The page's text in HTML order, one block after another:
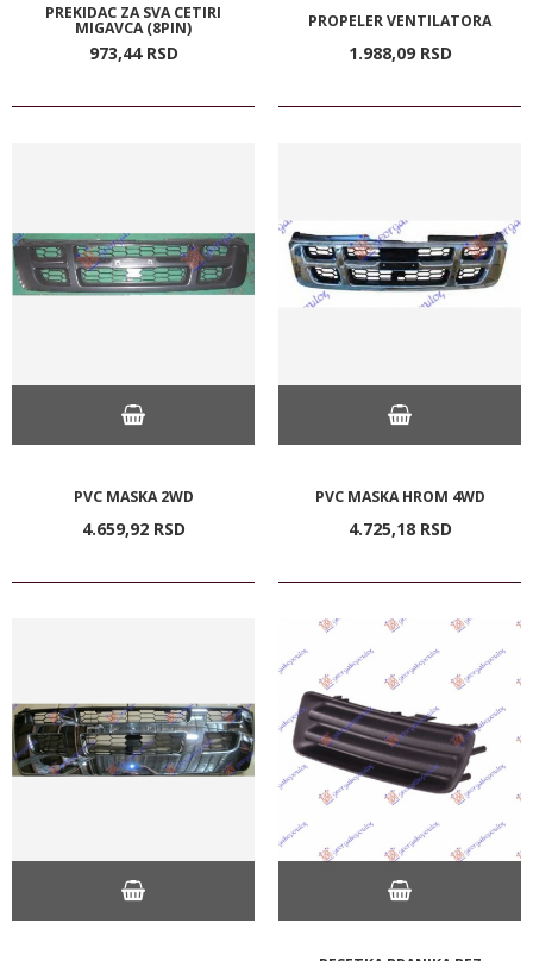
PREKIDAC ZA SVA CETIRI
MIGAVCA (8PIN)
973,44 RSD
PROPELER VENTILATORA
1.988,09 RSD
PVC MASKA 2WD
4.659,92 RSD
PVC MASKA HROM 4WD
4.725,18 RSD